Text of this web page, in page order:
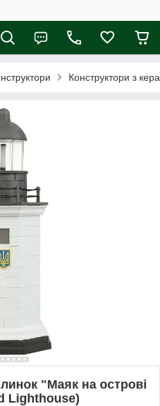
Конструктори з
"Маяк на острові
Lighthouse)